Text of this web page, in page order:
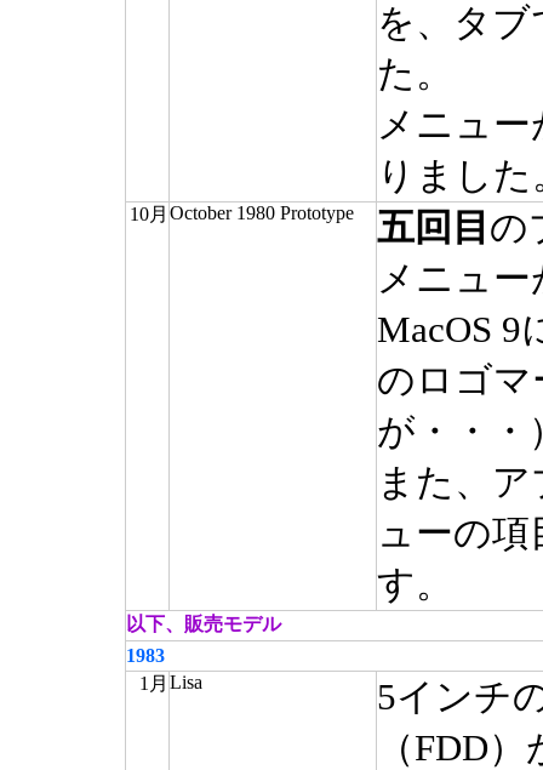
を、タ
た。
メニュ
りました
10月 October 1980 Prototype 五回目 の
メニュ
MacOS
のロゴ
が・・・
また、
ューの
す。
以下、販売モデル
1983
1月 Lisa
5インチ
（FDD